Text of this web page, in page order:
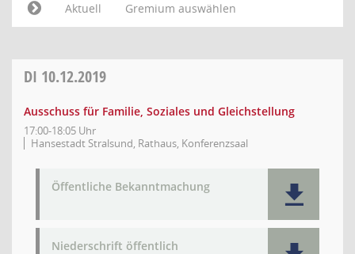
Aktuell
Gremium auswählen
DI 10.12.2019
Ausschuss für Familie, Soziales und Gleichstellung
17:00-18:05 Uhr
Hansestadt Stralsund, Rathaus, Konferenzsaal
Öffentliche Bekanntmachung
Niederschrift öffentlich